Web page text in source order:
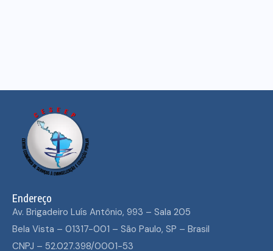
Endereço
Av. Brigadeiro Luís Antônio, 993 – Sala 205
Bela Vista – 01317-001 – São Paulo, SP – Brasil
CNPJ – 52.027.398/0001-53